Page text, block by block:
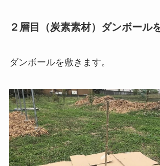
２層目（炭素素材）ダンボール
ダンボールを敷きます。